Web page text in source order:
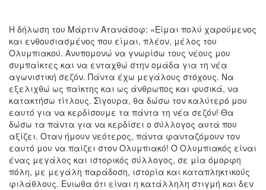
Η δήλωση του Μάρτιν Ατανάσοφ: «Είμαι πολύ χαρούμενος
και ενθουσιασμένος που είμαι, πλέον, μέλος του
Ολυμπιακού. Ανυπομονώ να γνωρίσω τους νέους μου
συμπαίκτες και να ενταχθώ στην ομάδα για τη νέα
αγωνιστική σεζόν. Πάντα έχω μεγάλους στόχους. Να
εξελιχθώ ως παίκτης και ως άνθρωπος και φυσικά, να
κατακτήσω τίτλους. Σίγουρα, θα δώσω τον καλύτερό μου
εαυτό για να κερδίσουμε τα πάντα τη νέα σεζόν! Θα
δώσω τα πάντα για να κερδίσει ο σύλλογος αυτά που
αξίζει. Οταν ήμουν νεότερος, πάντα φανταζόμουν τον
εαυτό μου να παίζει στον Ολυμπιακό! Ο Ολυμπιακός είναι
ένας μεγάλος και ιστορικός σύλλογος, σε μία όμορφη
πόλη, με μεγάλη παράδοση, ιστορία και καταπληκτικούς
φιλάθλους. Ενιωθα ότι είναι η κατάλληλη στιγμή και δεν